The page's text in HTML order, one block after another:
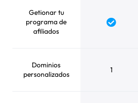
Getionar tu
programa de
afiliados
Yes
Dominios
personalizados
1